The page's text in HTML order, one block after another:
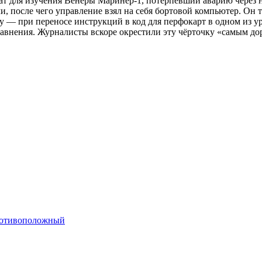
после чего управление взял на себя бортовой компьютер. Он
при переносе инструкций в код для перфокарт в одном из
Журналисты вскоре окрестили эту чёрточку «самым